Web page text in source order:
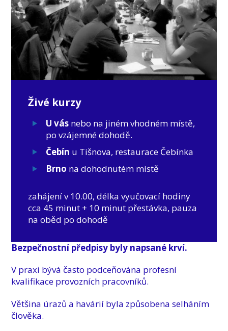
Živé kurzy
U vás nebo na jiném vhodném místě,
po vzájemné dohodě.
Čebín u Tišnova, restaurace Čebínka
Brno na dohodnutém místě
zahájení v 10.00, délka vyučovací hodiny
cca 45 minut + 10 minut přestávka, pauza
na oběd po dohodě
Bezpečnostní předpisy byly napsané krví.
V praxi bývá často podceňována profesní
kvalifikace provozních pracovníků.
Většina úrazů a havárií byla způsobena selháním
člověka.